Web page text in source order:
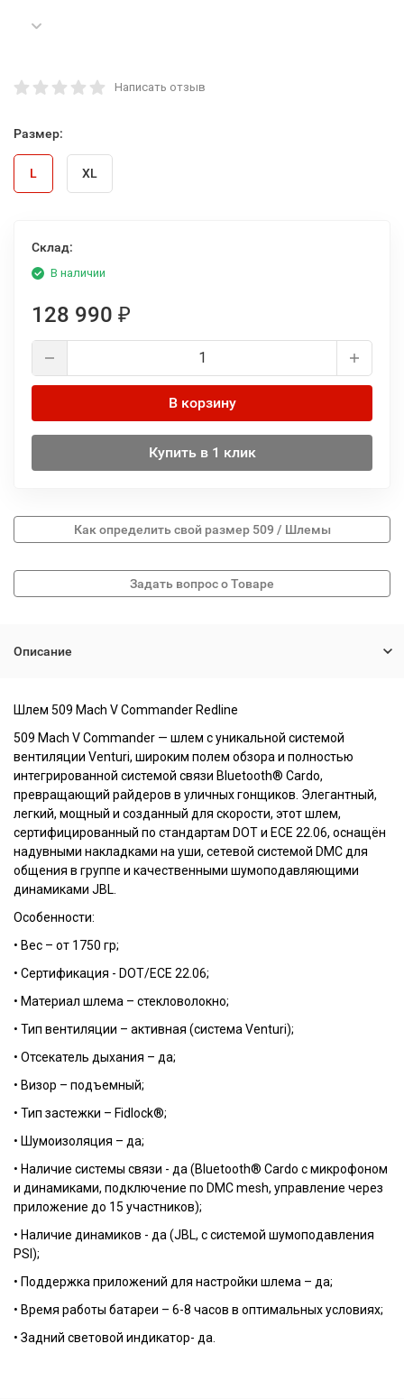
Написать отзыв
Размер:
L XL
Склад:
В наличии
128 990 ₽
В корзину
Купить в 1 клик
Как определить свой размер 509 / Шлемы
Описание
Шлем 509 Mach V Commander Redline
509 Mach V Commander — шлем с уникальной системой
вентиляции Venturi, широким полем обзора и полностью
интегрированной системой связи Bluetooth® Cardo,
превращающий райдеров в уличных гонщиков. Элегантный,
легкий, мощный и созданный для скорости, этот шлем,
сертифицированный по стандартам DOT и ECE 22.06, оснащён
надувными накладками на уши, сетевой системой DMC для
общения в группе и качественными шумоподавляющими
динамиками JBL.
Особенности:
• Вес – от 1750 гр;
• Сертификация - DOT/ECE 22.06;
• Материал шлема – стекловолокно;
• Тип вентиляции – активная (система Venturi);
• Отсекатель дыхания – да;
• Визор – подъемный;
• Тип застежки – Fidlock®;
• Шумоизоляция – да;
• Наличие системы связи - да (Bluetooth® Cardo с микрофоном
и динамиками, подключение по DMC mesh, управление через
приложение до 15 участников);
• Наличие динамиков - да (JBL, с системой шумоподавления
PSI);
• Поддержка приложений для настройки шлема – да;
• Время работы батареи – 6-8 часов в оптимальных условиях;
• Задний световой индикатор- да.